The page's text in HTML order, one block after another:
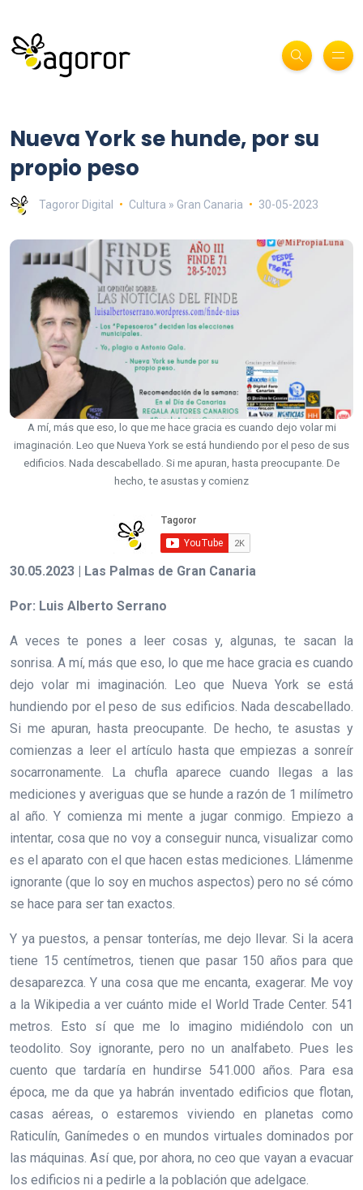
Nueva York se hunde, por su
propio peso
Tagoror Digital Cultura » Gran Canaria 30-05-2023
A mí, más que eso, lo que me hace gracia es cuando dejo volar mi
imaginación. Leo que Nueva York se está hundiendo por el peso de sus
edificios. Nada descabellado. Si me apuran, hasta preocupante. De
hecho, te asustas y comienz
30.05.2023 | Las Palmas de Gran Canaria
Por: Luis Alberto Serrano
A veces te pones a leer cosas y, algunas, te sacan la
sonrisa. A mí, más que eso, lo que me hace gracia es cuando
dejo volar mi imaginación. Leo que Nueva York se está
hundiendo por el peso de sus edificios. Nada descabellado.
Si me apuran, hasta preocupante. De hecho, te asustas y
comienzas a leer el artículo hasta que empiezas a sonreír
socarronamente. La chufla aparece cuando llegas a las
mediciones y averiguas que se hunde a razón de 1 milímetro
al año. Y comienza mi mente a jugar conmigo. Empiezo a
intentar, cosa que no voy a conseguir nunca, visualizar como
es el aparato con el que hacen estas mediciones. Llámenme
ignorante (que lo soy en muchos aspectos) pero no sé cómo
se hace para ser tan exactos.
Y ya puestos, a pensar tonterías, me dejo llevar. Si la acera
tiene 15 centímetros, tienen que pasar 150 años para que
desaparezca. Y una cosa que me encanta, exagerar. Me voy
a la Wikipedia a ver cuánto mide el World Trade Center. 541
metros. Esto sí que me lo imagino midiéndolo con un
teodolito. Soy ignorante, pero no un analfabeto. Pues les
cuento que tardaría en hundirse 541.000 años. Para esa
época, me da que ya habrán inventado edificios que flotan,
casas aéreas, o estaremos viviendo en planetas como
Raticulín, Ganímedes o en mundos virtuales dominados por
las máquinas. Así que, por ahora, no ceo que vayan a evacuar
los edificios ni a pedirle a la población que adelgace.